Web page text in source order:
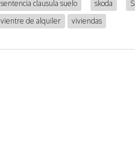
sentencia clausula suelo
skoda
vientre de alquiler
viviendas